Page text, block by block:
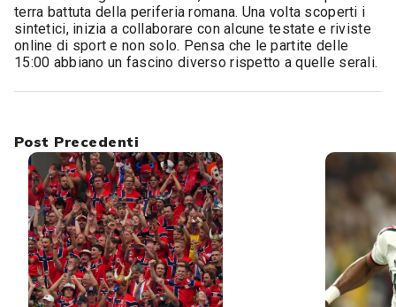
terra battuta della periferia romana. Una volta scoperti i
sintetici, inizia a collaborare con alcune testate e riviste
online di sport e non solo. Pensa che le partite delle
15:00 abbiano un fascino diverso rispetto a quelle serali.
Post Precedenti